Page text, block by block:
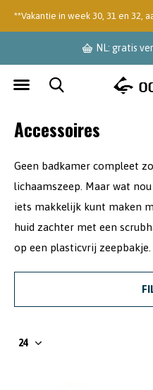
NL: gratis
**Vakantie in week 30, 31 en 32,
Accessoires
Geen badkamer compleet
lichaamszeep. Maar wat
iets makkelijk kunt maken
huid zachter met een
op een plasticvrij zeepbakje.